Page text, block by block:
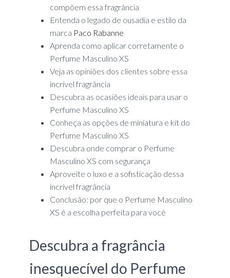
compõem essa fragrância
Entenda o legado de ousadia e estilo da
marca Paco Rabanne
Aprenda como aplicar corretamente o
Perfume Masculino XS
Veja as opiniões dos clientes sobre essa
incrível fragrância
Descubra as ocasiões ideais para usar o
Perfume Masculino XS
Conheça as opções de miniatura e kit do
Perfume Masculino XS
Descubra onde comprar o Perfume
Masculino XS com segurança
Aproveite o luxo e a sofisticação dessa
incrível fragrância
Conclusão: por que o Perfume Masculino
XS é a escolha perfeita para você
Descubra a fragrância
inesquecível do Perfume